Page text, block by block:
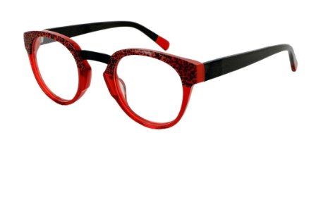
hvězdiček.